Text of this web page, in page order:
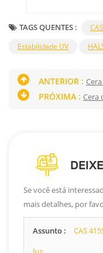
TAGS QUENTES :
Estabilidade UV
ANTERIOR :
PRÓXIMA : Cera
Se você está
mais detalhes, por
responderemos o
Assunto :
CAS